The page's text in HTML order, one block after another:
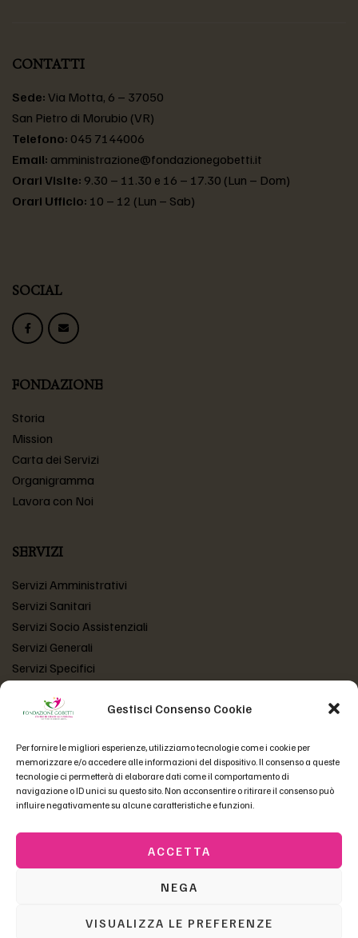
Gestisci Consenso Cookie
Per fornire le migliori esperienze, utilizziamo tecnologie come i cookie per
memorizzare e/o accedere alle informazioni del dispositivo. Il consenso a queste
tecnologie ci permetterà di elaborare dati come il comportamento di
navigazione o ID unici su questo sito. Non acconsentire o ritirare il consenso può
influire negativamente su alcune caratteristiche e funzioni.
ACCETTA
NEGA
VISUALIZZA LE PREFERENZE
CONTATTI
Sede: Via Motta, 6 – 37050
San Pietro di Morubio (VR)
Telefono: 045 7144006
Email: amministrazione@fondazionegobetti.it
Orari Visite: 9.30 – 11.30 e 16 – 17.30 (Lun – Dom)
Orari Ufficio: 10 – 12 (Lun – Sab)
FONDAZIONE
Storia
Mission
Carta dei Servizi
Organigramma
Lavora con Noi
SERVIZI
Servizi Amministrativi
Servizi Sanitari
Servizi Socio Assistenziali
Servizi Generali
Servizi Specifici
LINK UTILI
Atto Costitutivo
Statuto Fondazione
Codice Etico
Domande Frequenti
SOCIAL
Copyright © 2023 Fondazione Gobetti | P.Iva 01558550230 –